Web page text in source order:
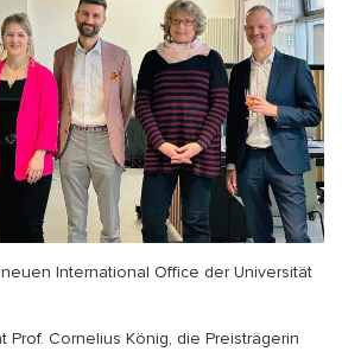
International Office der Universität
Prof. Cornelius König, die Preisträgerin